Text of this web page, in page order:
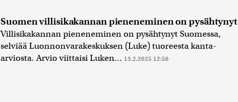
Suomen villisikakannan pieneneminen on pysähtynyt
Villisikakannan pieneneminen on pysähtynyt Suomessa,
selviää Luonnonvarakeskuksen (Luke) tuoreesta kanta-
arviosta. Arvio viittaisi Luken... 13.2.2025 12:56